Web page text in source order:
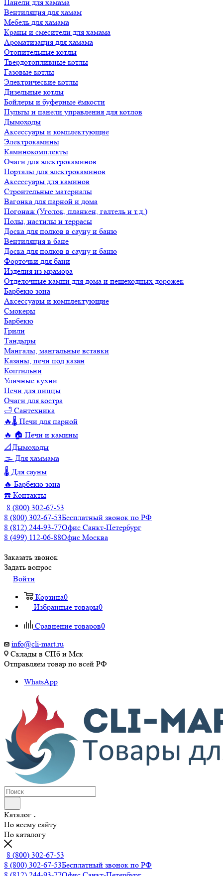
Панели для хамама
Вентиляция для хамам
Мебель для хамама
Краны и смесители для хамама
Ароматизация для хамама
Отопительные котлы
Твердотопливные котлы
Газовые котлы
Электрические котлы
Дизельные котлы
Бойлеры и буферные ёмкости
Пульты и панели управления для котлов
Дымоходы
Аксессуары и комплектующие
Электрокамины
Каминокомплекты
Очаги для электрокаминов
Порталы для электрокаминов
Аксессуары для каминов
Строительные материалы
Вагонка для парной и дома
Погонаж (Уголок, планкен, галтель и т.д.)
Полы, настилы и террасы
Доска для полков в сауну и баню
Вентиляция в бане
Доска для полков в сауну и баню
Форточки для бани
Изделия из мрамора
Отделочные камни для дома и пешеходных дорожек
Барбекю зона
Аксессуары и комплектующие
Смокеры
Барбекю
Грили
Тандыры
Мангалы, мангальные вставки
Казаны, печи под казан
Коптильни
Уличные кухни
Печи для пиццы
Очаги для костра
🛁 Сантехника
🔥🌡️ Печи для парной
🔥 🏠 Печи и камины
📐Дымоходы
🌫️ Для хаммама
🌡️ Для сауны
🔥 Барбекю зона
☎️ Контакты
8 (800) 302-67-53
8 (800) 302-67-53Бесплатный звонок по РФ
8 (812) 244-93-77Офис Санкт-Петербург
8 (499) 112-06-88Офис Москва
Заказать звонок
Задать вопрос
Войти
Корзина0
Избранные товары0
Сравнение товаров0
info@cli-mart.ru
Склады в СПб и Мск
Отправляем товар по всей РФ
WhatsApp
Каталог
По всему сайту
По каталогу
8 (800) 302-67-53
8 (800) 302-67-53Бесплатный звонок по РФ